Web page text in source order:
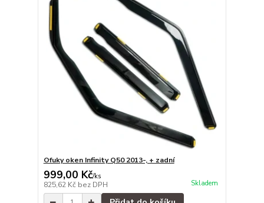
Ofuky oken Infinity Q50 2013-, + zadní
999,00 Kč/ks
825,62 Kč bez DPH Skladem